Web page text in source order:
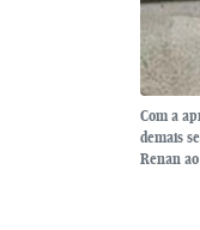
Com a
demais
Renan